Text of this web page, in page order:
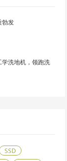
勃发
洗地机，领跑洗
SSD